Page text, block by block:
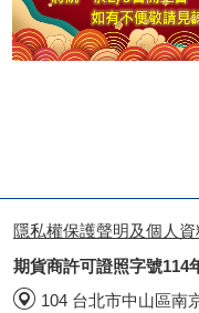
隱私權保護聲明及個人
期貨商許可證照字號114
104 台北市中山區南